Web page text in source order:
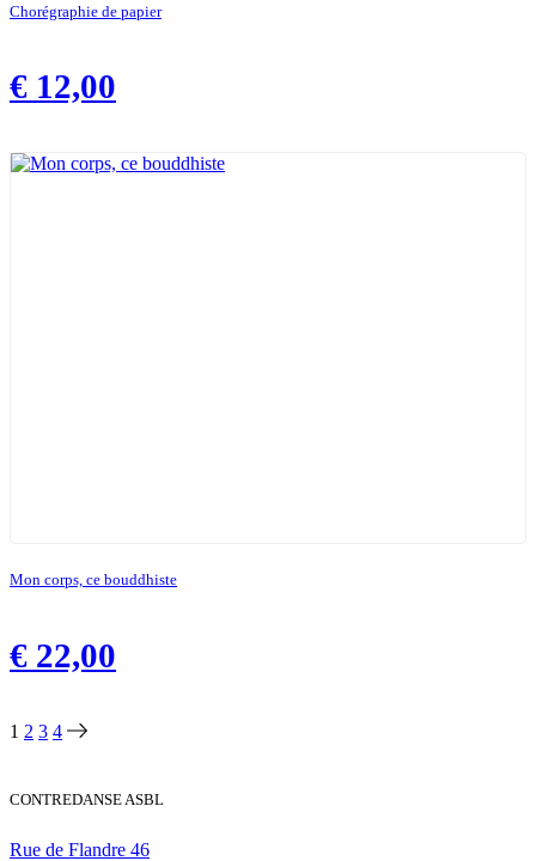
Chorégraphie de papier
€ 12,00
Mon corps, ce bouddhiste
€ 22,00
1 2 3 4
CONTREDANSE ASBL
Rue de Flandre 46